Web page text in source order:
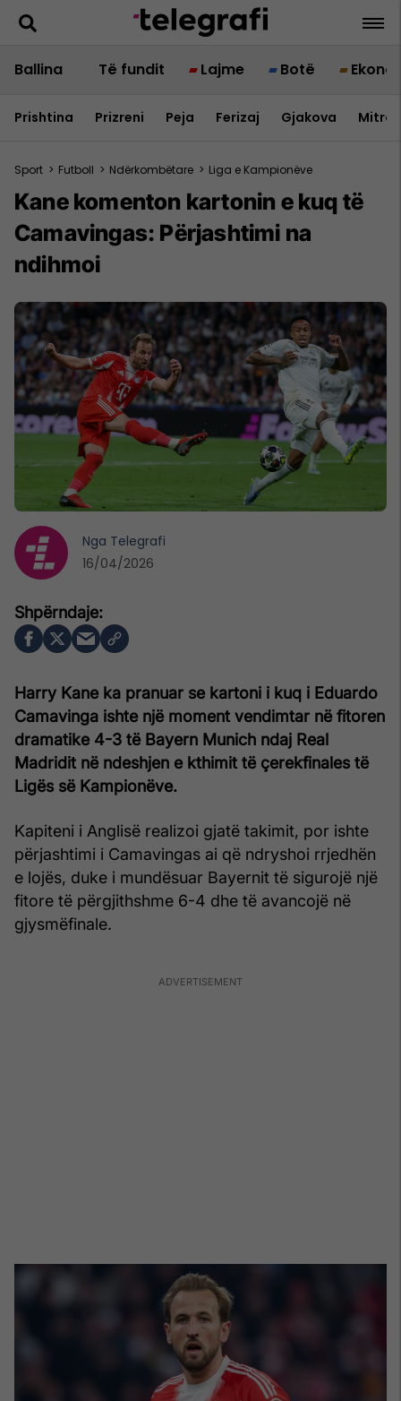
Ballina Të fundit Lajme Botë
Prishtina Prizreni Peja Ferizaj Gjakova
Sport > Futboll > Ndërkombëtare > Liga e Kampionëve
Kane komenton kartonin e kuq të
Camavingas: Përjashtimi na
ndihmoi
Harry Kane ka pranuar se kartoni i kuq i Eduardo
Camavinga ishte një moment vendimtar në fitoren
dramatike 4-3 të Bayern Munich ndaj Real
Madridit në ndeshjen e kthimit të çerekfinales të
Ligës së Kampionëve.
Kapiteni i Anglisë realizoi gjatë takimit, por ishte
përjashtimi i Camavingas ai që ndryshoi rrjedhën
e lojës, duke i mundësuar Bayernit të sigurojë një
fitore të përgjithshme 6-4 dhe të avancojë në
gjysmëfinale.
Nga Telegrafi
16/04/2026